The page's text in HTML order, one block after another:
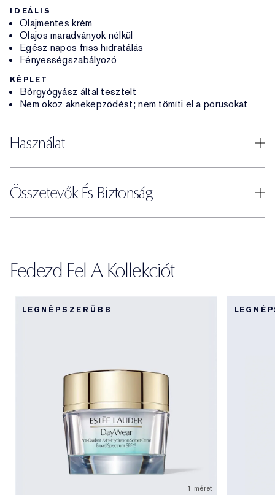
IDEÁLIS
Olajmentes krém
Olajos maradványok nélkül
Egész napos friss hidratálás
Fényességszabályozó
KÉPLET
Bőrgyógyász által tesztelt
Nem okoz aknéképződést; nem tömíti el a pórusokat
Használat
Összetevők És Biztonság
Fedezd Fel A Kollekciót
LEGNÉPSZERŰBB
1 méret